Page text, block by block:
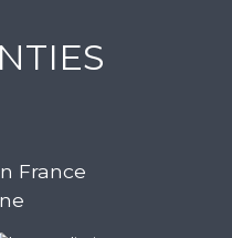
France